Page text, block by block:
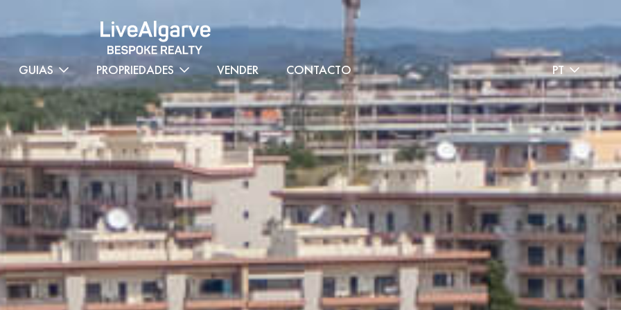
GUIAS PROPRIEDADES VENDER CONTACTO PT